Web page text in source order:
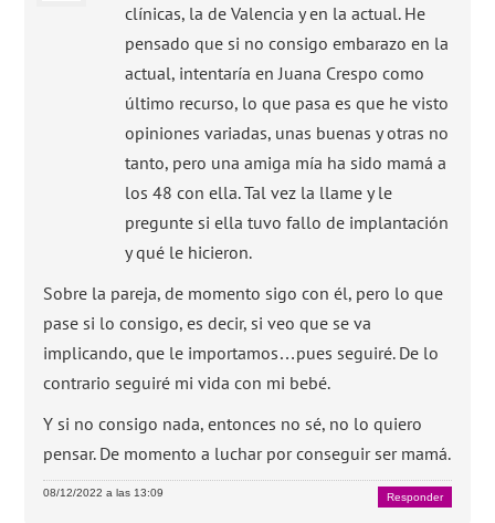
clínicas, la de Valencia y en la actual. He
pensado que si no consigo embarazo en la
actual, intentaría en Juana Crespo como
último recurso, lo que pasa es que he visto
opiniones variadas, unas buenas y otras no
tanto, pero una amiga mía ha sido mamá a
los 48 con ella. Tal vez la llame y le
pregunte si ella tuvo fallo de implantación
y qué le hicieron.
Sobre la pareja, de momento sigo con él, pero lo que
pase si lo consigo, es decir, si veo que se va
implicando, que le importamos…pues seguiré. De lo
contrario seguiré mi vida con mi bebé.
Y si no consigo nada, entonces no sé, no lo quiero
pensar. De momento a luchar por conseguir ser mamá.
08/12/2022 a las 13:09 Responder